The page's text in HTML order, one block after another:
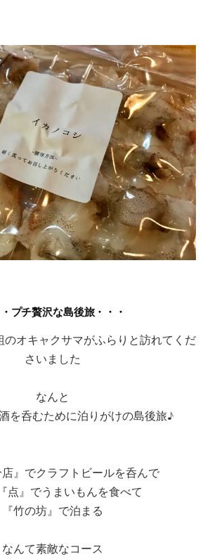
・プチ贅沢な島後旅・・・
のオキャクサマがふらりと訪れてくだ
さいました
なんと
を呑むために泊りがけの島後旅♪
店』でクラフトビールを呑んで
点』でうまいもんを食べて
『竹の坊』で泊まる
なんて素敵なコース